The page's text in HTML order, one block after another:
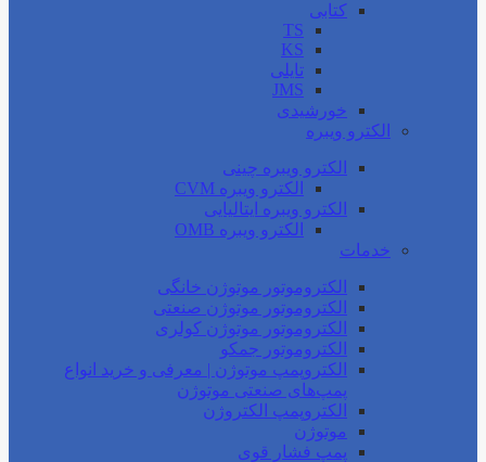
کتابی
TS
KS
تایلی
JMS
خورشیدی
الکترو ویبره
الکترو ویبره چینی
الکترو ویبره CVM
الکترو ویبره ایتالیایی
الکترو ویبره OMB
خدمات
الکتروموتور موتوژن خانگی
الکتروموتور موتوژن صنعتی
الکتروموتور موتوژن کولری
الکتروموتور جمکو
الکتروپمپ موتوژن | معرفی و خرید انواع
پمپ‌های صنعتی موتوژن
الکتروپمپ الکتروژن
موتوژن
پمپ فشار قوی